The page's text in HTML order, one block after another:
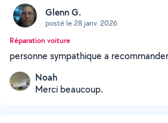
Glenn G.
posté le 28 janv. 2026
Réparation voiture
personne sympathique a recommander
Noah
Merci beaucoup.